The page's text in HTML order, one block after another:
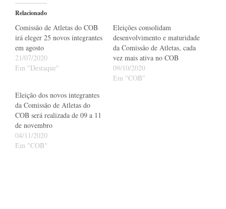
Relacionado
Comissão de Atletas do COB
irá eleger 25 novos integrantes
em agosto
21/07/2020
Em "Destaque"
Eleições consolidam
desenvolvimento e maturidade
da Comissão de Atletas, cada
vez mais ativa no COB
09/10/2020
Em "COB"
Eleição dos novos integrantes
da Comissão de Atletas do
COB será realizada de 09 a 11
de novembro
04/11/2020
Em "COB"